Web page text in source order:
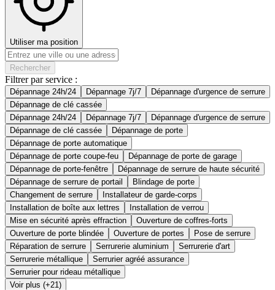
Utiliser ma position
Rechercher
Filtrer par service :
Dépannage 24h/24 Dépannage 7j/7
Dépannage d'urgence de serrure
Dépannage de clé cassée
Dépannage 24h/24
Dépannage 7j/7
Dépannage d'urgence de serrure
Dépannage de clé cassée
Dépannage de porte
Dépannage de porte automatique
Dépannage de porte coupe-feu
Dépannage de porte de garage
Dépannage de porte-fenêtre
Dépannage de serrure de haute sécurité
Dépannage de serrure de portail
Blindage de porte
Changement de serrure
Installateur de garde-corps
Installation de boîte aux lettres
Installation de verrou
Mise en sécurité après effraction
Ouverture de coffres-forts
Ouverture de porte blindée
Ouverture de portes
Pose de serrure
Réparation de serrure
Serrurerie aluminium
Serrurerie d'art
Serrurerie métallique
Serrurier agréé assurance
Serrurier pour rideau métallique
Voir plus (+21)